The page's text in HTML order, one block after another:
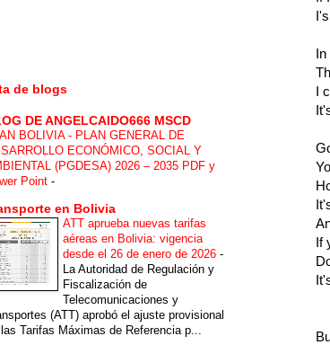
In
I
If
de blogs
DE ANGELCAIDO666 MSCD
BOLIVIA - PLAN GENERAL DE
ECONÓMICO, SOCIAL Y
(PGDESA) 2026 – 2035 PDF y
Point -
en Bolivia
ATT aprueba nuevas tarifas
aéreas en Bolivia: vigencia
desde el 26 de enero de 2026 -
La Autoridad de Regulación y
Fiscalización de
Telecomunicaciones y
(ATT) aprobó el ajuste provisional
Tarifas Máximas de Referencia p...